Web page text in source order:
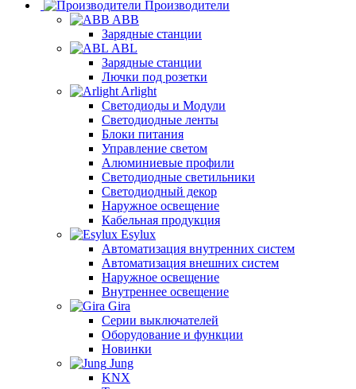
Производители
ABB
Зарядные станции
ABL
Зарядные станции
Лючки под розетки
Arlight
Светодиоды и Модули
Светодиодные ленты
Блоки питания
Управление светом
Алюминиевые профили
Светодиодные светильники
Светодиодный декор
Наружное освещение
Кабельная продукция
Esylux
Автоматизация внутренних систем
Автоматизация внешних систем
Наружное освещение
Внутреннее освещение
Gira
Серии выключателей
Оборудование и функции
Новинки
Jung
KNX